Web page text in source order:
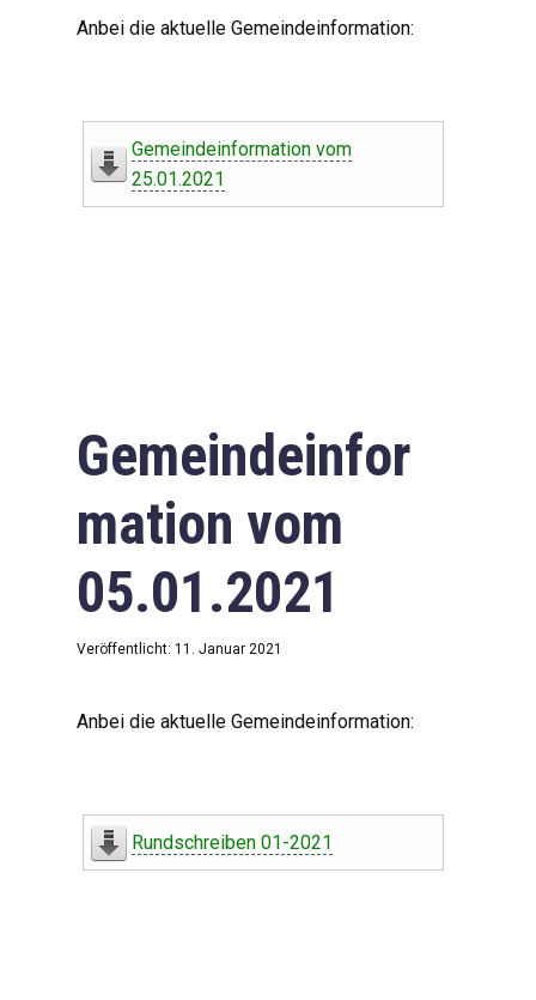
Anbei die aktuelle Gemeindeinformation:
Gemeindeinformation vom
25.01.2021
Gemeindeinfor
mation vom
05.01.2021
Veröffentlicht: 11. Januar 2021
Anbei die aktuelle Gemeindeinformation:
Rundschreiben 01-2021